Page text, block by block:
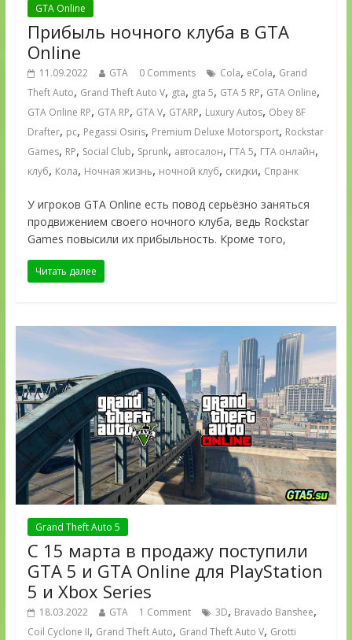
GTA Online
Прибыль ночного клуба в GTA
Online
11.09.2022 GTA 0 Comments Cola, eCola, Grand
Theft Auto, Grand Theft Auto V, gta, gta 5, GTA 5 RP, GTA Online,
GTA Online RP, GTA RP, GTA V, GTARP, Luxury Autos, Obey 8F
Drafter, pc, Pegassi Osiris, Premium Deluxe Motorsport, Rockstar
Games, RP, Social Club, Sprunk, автосалон, ГТА 5, ГТА онлайн,
клуб, Кола, Ночная жизнь, ночной клуб, скидки, Спранк
У игроков GTA Online есть повод серьёзно заняться
продвижением своего ночного клуба, ведь Rockstar
Games повысили их прибыльность. Кроме того,
Читать далее
Grand Theft Auto 5
С 15 марта в продажу поступили
GTA 5 и GTA Online для PlayStation
5 и Xbox Series
18.03.2022 GTA 1 Comment 3D, Bravado Banshee,
Coil Cyclone II, Grand Theft Auto, Grand Theft Auto V, Grotti